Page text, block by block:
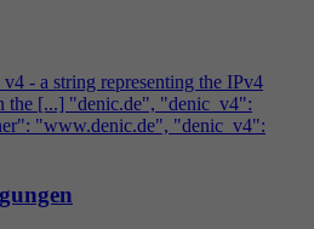
v4 - a string representing the IPv4
the [...] "denic.de", "denic_v4":
"www.denic.de", "denic_v4":